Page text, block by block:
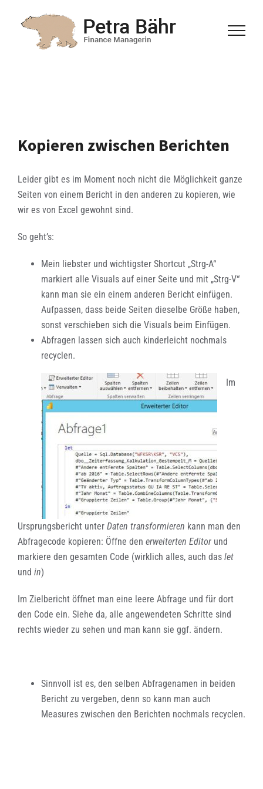
Inhalt
Kopieren zwischen Berichten
Leider gibt es im Moment noch nicht die Möglichkeit ganze
Seiten von einem Bericht in den anderen zu kopieren, wie
wir es von Excel gewohnt sind.
So geht’s:
Mein liebster und wichtigster Shortcut „Strg-A“
markiert alle Visuals auf einer Seite und mit „Strg-V“
kann man sie ein einem anderen Bericht einfügen.
Aufpassen, dass beide Seiten dieselbe Größe haben,
sonst verschieben sich die Visuals beim Einfügen.
Abfragen lassen sich auch kinderleicht nochmals
recyclen.
Im
Ursprungsbericht unter Daten transformieren kann man den
Abfragecode kopieren: Öffne den erweiterten Editor und
markiere den gesamten Code (wirklich alles, auch das let
und in)
Im Zielbericht öffnet man eine leere Abfrage und für dort
den Code ein. Siehe da, alle angewendeten Schritte sind
rechts wieder zu sehen und man kann sie ggf. ändern.
Sinnvoll ist es, den selben Abfragenamen in beiden
Bericht zu vergeben, denn so kann man auch
Measures zwischen den Berichten nochmals recyclen.